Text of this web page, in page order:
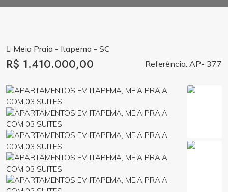
Meia Praia - Itapema - SC
R$ 1.410.000,00 Referência: AP- 377